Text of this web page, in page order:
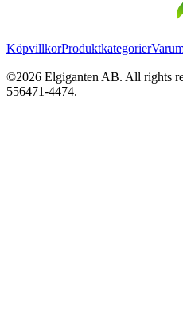
KöpvillkorProduktkategorier
©2026 Elgiganten AB. All rights
556471-4474.